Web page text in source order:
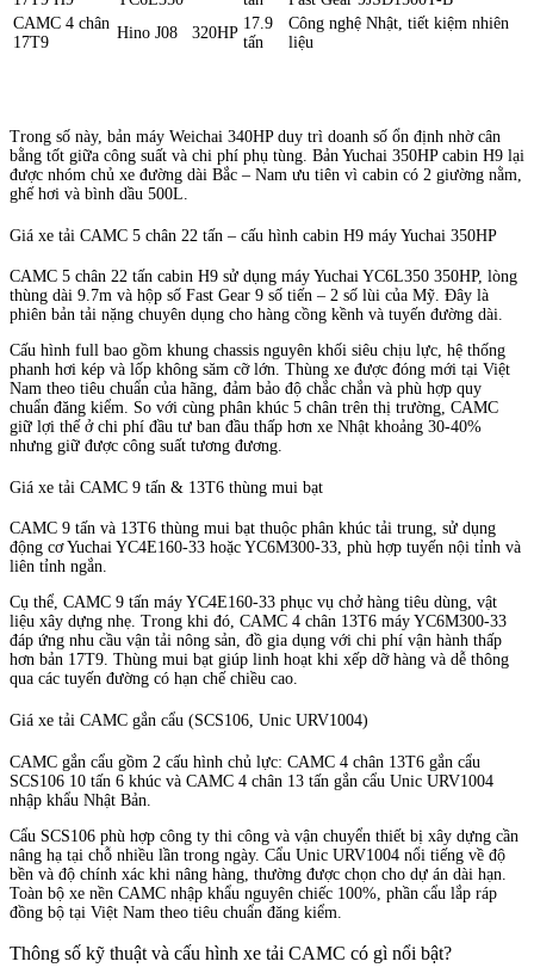
CAMC 4 chân
17T9
Hino J08 320HP
17.9
tấn
Công nghệ Nhật, tiết kiệm nhiên
liệu
Trong số này, bản máy Weichai 340HP duy trì doanh số ổn định nhờ cân
bằng tốt giữa công suất và chi phí phụ tùng. Bản Yuchai 350HP cabin H9 lại
được nhóm chủ xe đường dài Bắc – Nam ưu tiên vì cabin có 2 giường nằm,
ghế hơi và bình dầu 500L.
Giá xe tải CAMC 5 chân 22 tấn – cấu hình cabin H9 máy Yuchai 350HP
CAMC 5 chân 22 tấn cabin H9 sử dụng máy Yuchai YC6L350 350HP, lòng
thùng dài 9.7m và hộp số Fast Gear 9 số tiến – 2 số lùi của Mỹ. Đây là
phiên bản tải nặng chuyên dụng cho hàng cồng kềnh và tuyến đường dài.
Cấu hình full bao gồm khung chassis nguyên khối siêu chịu lực, hệ thống
phanh hơi kép và lốp không săm cỡ lớn. Thùng xe được đóng mới tại Việt
Nam theo tiêu chuẩn của hãng, đảm bảo độ chắc chắn và phù hợp quy
chuẩn đăng kiểm. So với cùng phân khúc 5 chân trên thị trường, CAMC
giữ lợi thế ở chi phí đầu tư ban đầu thấp hơn xe Nhật khoảng 30-40%
nhưng giữ được công suất tương đương.
Giá xe tải CAMC 9 tấn & 13T6 thùng mui bạt
CAMC 9 tấn và 13T6 thùng mui bạt thuộc phân khúc tải trung, sử dụng
động cơ Yuchai YC4E160-33 hoặc YC6M300-33, phù hợp tuyến nội tỉnh và
liên tỉnh ngắn.
Cụ thể, CAMC 9 tấn máy YC4E160-33 phục vụ chở hàng tiêu dùng, vật
liệu xây dựng nhẹ. Trong khi đó, CAMC 4 chân 13T6 máy YC6M300-33
đáp ứng nhu cầu vận tải nông sản, đồ gia dụng với chi phí vận hành thấp
hơn bản 17T9. Thùng mui bạt giúp linh hoạt khi xếp dỡ hàng và dễ thông
qua các tuyến đường có hạn chế chiều cao.
Giá xe tải CAMC gắn cẩu (SCS106, Unic URV1004)
CAMC gắn cẩu gồm 2 cấu hình chủ lực: CAMC 4 chân 13T6 gắn cẩu
SCS106 10 tấn 6 khúc và CAMC 4 chân 13 tấn gắn cẩu Unic URV1004
nhập khẩu Nhật Bản.
Cẩu SCS106 phù hợp công ty thi công và vận chuyển thiết bị xây dựng cần
nâng hạ tại chỗ nhiều lần trong ngày. Cẩu Unic URV1004 nổi tiếng về độ
bền và độ chính xác khi nâng hàng, thường được chọn cho dự án dài hạn.
Toàn bộ xe nền CAMC nhập khẩu nguyên chiếc 100%, phần cẩu lắp ráp
đồng bộ tại Việt Nam theo tiêu chuẩn đăng kiểm.
Thông số kỹ thuật và cấu hình xe tải CAMC có gì nổi bật?